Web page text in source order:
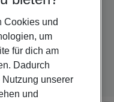
Cookies und
um
für dich am
Dadurch
unserer
und